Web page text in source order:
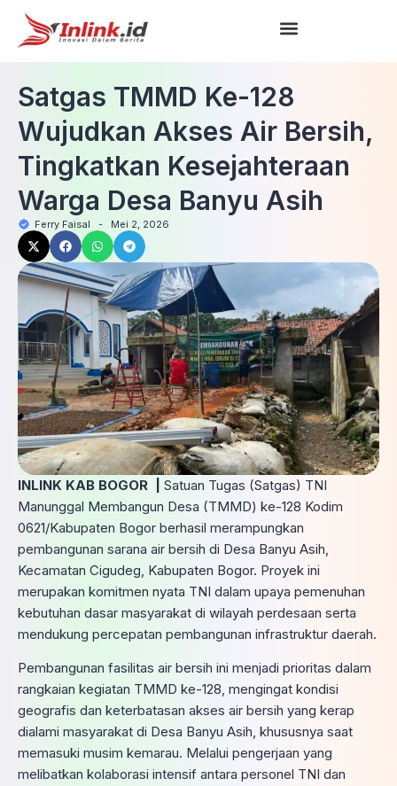
Satgas TMMD Ke-128
Wujudkan Akses Air Bersih,
Tingkatkan Kesejahteraan
Warga Desa Banyu Asih
Ferry Faisal - Mei 2, 2026
INLINK KAB BOGOR |
Satuan Tugas (Satgas) TNI
Manunggal Membangun Desa (TMMD) ke-128 Kodim
0621/Kabupaten Bogor berhasil merampungkan
pembangunan sarana air bersih di Desa Banyu Asih,
Kecamatan Cigudeg, Kabupaten Bogor. Proyek ini
merupakan komitmen nyata TNI dalam upaya pemenuhan
kebutuhan dasar masyarakat di wilayah perdesaan serta
mendukung percepatan pembangunan infrastruktur daerah.
​Pembangunan fasilitas air bersih ini menjadi prioritas dalam
rangkaian kegiatan TMMD ke-128, mengingat kondisi
geografis dan keterbatasan akses air bersih yang kerap
dialami masyarakat di Desa Banyu Asih, khususnya saat
memasuki musim kemarau. Melalui pengerjaan yang
melibatkan kolaborasi intensif antara personel TNI dan